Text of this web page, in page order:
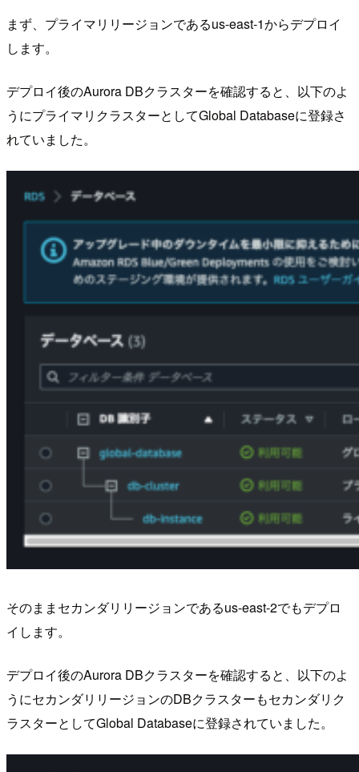
まず、プライマリリージョンであるus-east-1からデプロイ
します。
デプロイ後のAurora DBクラスターを確認すると、以下のよ
うにプライマリクラスターとしてGlobal Databaseに登録さ
れていました。
そのままセカンダリリージョンであるus-east-2でもデプロ
イします。
デプロイ後のAurora DBクラスターを確認すると、以下のよ
うにセカンダリリージョンのDBクラスターもセカンダリク
ラスターとしてGlobal Databaseに登録されていました。